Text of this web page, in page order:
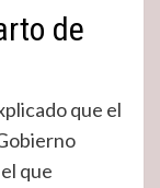
de
que el
que